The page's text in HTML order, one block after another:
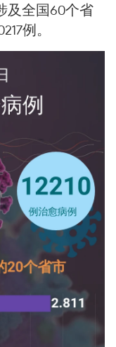
及全国60个省
例。